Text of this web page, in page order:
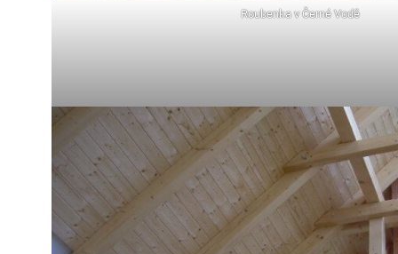
Roubenka v Černé Vodě